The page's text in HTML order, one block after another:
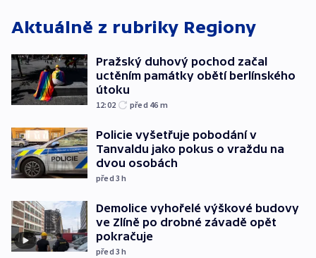
Aktuálně z rubriky Regiony
Pražský duhový pochod začal
uctěním památky obětí berlínského
útoku
12:02 před 46 m
Policie vyšetřuje pobodání v
Tanvaldu jako pokus o vraždu na
dvou osobách
před 3h
Demolice vyhořelé výškové budovy
ve Zlíně po drobné závadě opět
pokračuje
před 3h